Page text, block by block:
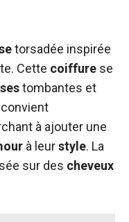
torsadée inspirée
Cette coiffure se
tombantes et
à ajouter une
à leurstyle. La
sur des cheveux